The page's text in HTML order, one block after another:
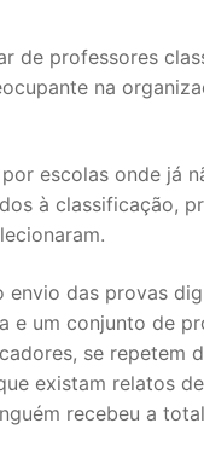
de professores
na
escolas onde já
à classificação,
envio das provas
e um conjunto de
se repetem
existam relatos
recebeu a